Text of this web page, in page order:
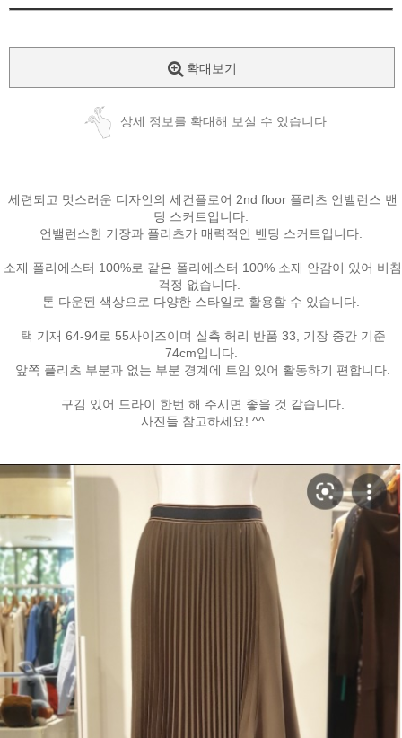
확대보기
상세 정보를 확대해 보실 수 있습니다
세련되고 멋스러운 디자인의 세컨플로어 2nd floor 플리츠 언밸런스 밴
딩 스커트입니다.
언밸런스한 기장과 플리츠가 매력적인 밴딩 스커트입니다.
소재 폴리에스터 100%로 같은 폴리에스터 100% 소재 안감이 있어 비침
걱정 없습니다.
톤 다운된 색상으로 다양한 스타일로 활용할 수 있습니다.
택 기재 64-94로 55사이즈이며 실측 허리 반품 33, 기장 중간 기준
74cm입니다.
앞쪽 플리츠 부분과 없는 부분 경계에 트임 있어 활동하기 편합니다.
구김 있어 드라이 한번 해 주시면 좋을 것 같습니다.
사진들 참고하세요! ^^